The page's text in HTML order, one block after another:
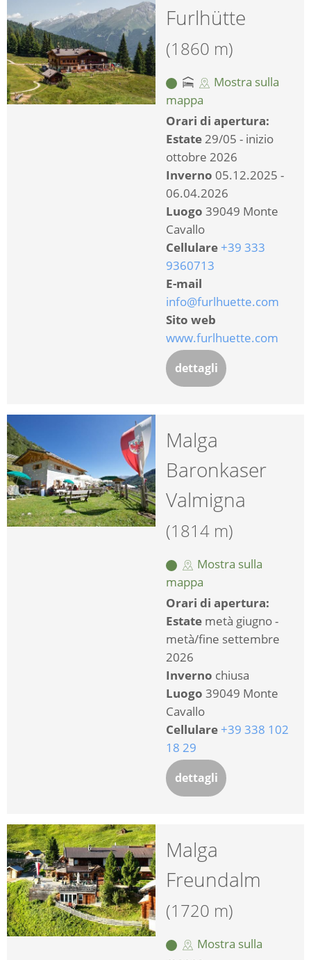
Furlhütte
(1860 m)
Mostra sulla
mappa
Orari di apertura:
Estate29/05 - inizio
ottobre 2026
Inverno 05.12.2025 -
06.04.2026
Luogo 39049 Monte
Cavallo
Cellulare +39 333
9360713
E-mail
info@furlhuette.com
Sito web
www.furlhuette.com
dettagli
Malga
Baronkaser
Valmigna
(1814 m)
Mostra sulla
mappa
Orari di apertura:
Estate metà giugno -
metà/fine settembre
2026
Inverno chiusa
Luogo 39049 Monte
Cavallo
Cellulare +39 338 102
18 29
dettagli
Malga
Freundalm
(1720 m)
Mostra sulla